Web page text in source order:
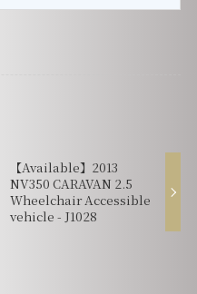
【Available】2013
NV350 CARAVAN 2.5
Wheelchair Accessible
vehicle - J1028